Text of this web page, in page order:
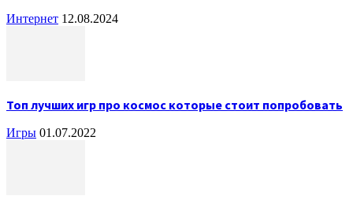
Интернет 12.08.2024
Топ лучших игр про космос которые стоит попробовать
Игры 01.07.2022